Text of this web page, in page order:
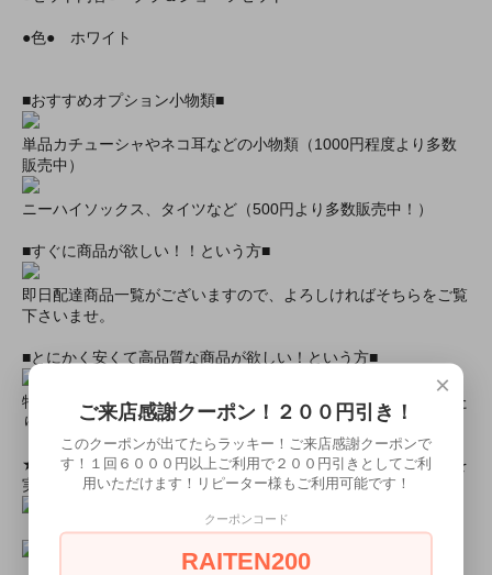
●色● ホワイト
■おすすめオプション小物類■
単品カチューシャやネコ耳などの小物類（1000円程度より多数
販売中）
ニーハイソックス、タイツなど（500円より多数販売中！）
■すぐに商品が欲しい！！という方■
即日配達商品一覧がございますので、よろしければそちらをご覧
下さいませ。
■とにかく安くて高品質な商品が欲しい！という方■
特別割引商品を掲載しています！最大８０％引きの商品もあった
りします！
★ミアカフェ・ミアリラではミアコス衣装を着用したイベントを
実施中★
×
ご来店感謝クーポン！２００円引き！
このクーポンが出てたらラッキー！ご来店感謝クーポンで
す！１回６０００円以上ご利用で２００円引きとしてご利
用いただけます！リピーター様もご利用可能です！
クーポンコード
RAITEN200